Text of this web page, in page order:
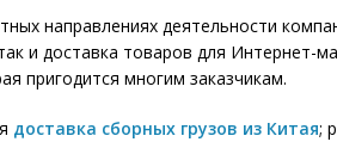
направлениях деятельности
и доставка товаров для Интернет-
пригодится многим заказчикам.
доставка сборных грузов из Китая;